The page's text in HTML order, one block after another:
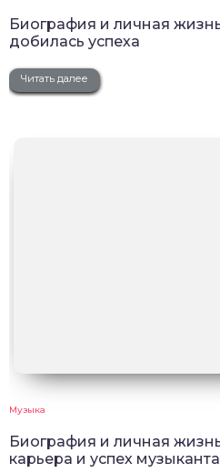
Биография и личная
добилась успеха
Читать далее
Музыка
Биография и личная
карьера и успех музыканта